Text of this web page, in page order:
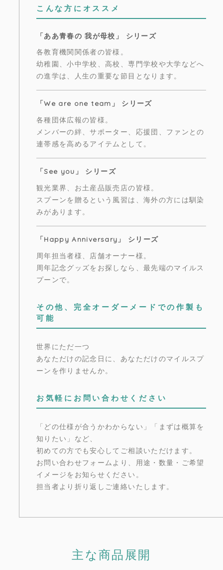
こんな方にオススメ
「ああ青春の 我が母校」 シリーズ
各教育機関関係者の皆様。
幼稚園、小中学校、高校、専門学校や大学などへ
の進学は、人生の重要な節目となります。
「We are one team」 シリーズ
各種団体広報の皆様。
メンバーの絆、サポーター、応援団、ファンとの
連帯感を高めるアイテムとして。
「See you」 シリーズ
観光業界、お土産品販売店の皆様。
スプーンを贈るという風習は、海外の方には馴染
みがあります。
「Happy Anniversary」 シリーズ
周年担当者様、店舗オーナー様。
周年記念グッズをお探しなら、最先端のマイルス
プーンで。
その他、完全オーダーメードでの作製も
可能
世界にただ一つ
あなただけの記念日に、あなただけのマイルスプ
ーンを作りませんか。
お気軽にお問い合わせください
「どの仕様が合うかわからない」「まずは概算を
知りたい」など、
初めての方でも安心してご相談いただけます。
お問い合わせフォームより、用途・数量・ご希望
イメージをお知らせください。
担当者より折り返しご連絡いたします。
主な商品展開